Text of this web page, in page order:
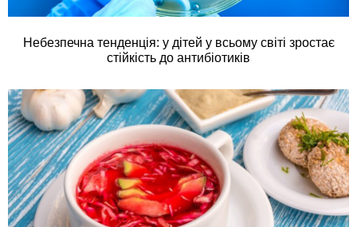
Небезпечна тенденція: у дітей у всьому світі зростає
стійкість до антибіотиків